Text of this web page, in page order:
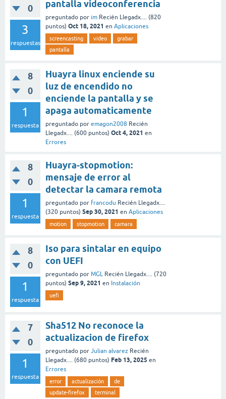
0
3
respuestas
pantalla videoconferencia
preguntado por im Recién Llegadx.... (820
puntos) Oct 18, 2021 en Aplicaciones
screencasting video
grabar
pantalla
8
0
1
respuesta
Huayra linux enciende su
luz de encendido no
enciende la pantalla y se
apaga automaticamente
preguntado por emagon2008 Recién
Llegadx.... (600 puntos) Oct 4, 2021 en
Errores
8
0
1
respuesta
Huayra-stopmotion:
mensaje de error al
detectar la camara remota
preguntado por francodu Recién Llegadx....
(320 puntos) Sep 30, 2021 en Aplicaciones
motion stopmotion camara
8
0
1
respuesta
Iso para sintalar en equipo
con UEFI
preguntado por MGL Recién Llegadx.... (720
puntos) Sep 9, 2021 en Instalación
uefi
7
0
1
respuesta
Sha512 No reconoce la
actualizacion de firefox
preguntado por Julian alvarez Recién
Llegadx.... (680 puntos) Feb 13, 2025 en
Errores
error actualización
de
update-firefox
terminal